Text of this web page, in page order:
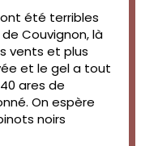
été terribles
Couvignon, là
vents et plus
et le gel a tout
ares de
On espère
noirs